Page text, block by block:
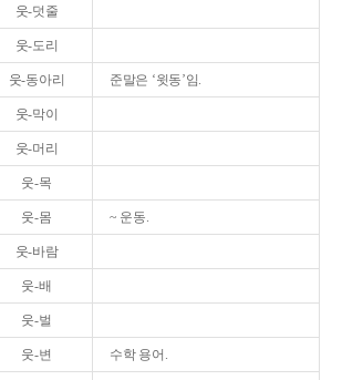
웃-덧줄
웃-도리
웃-동아리 준말은 ‘윗동’임.
웃-막이
웃-머리
웃-목
웃-몸 ~ 운동.
웃-바람
웃-배
웃-벌
웃-변 수학 용어.